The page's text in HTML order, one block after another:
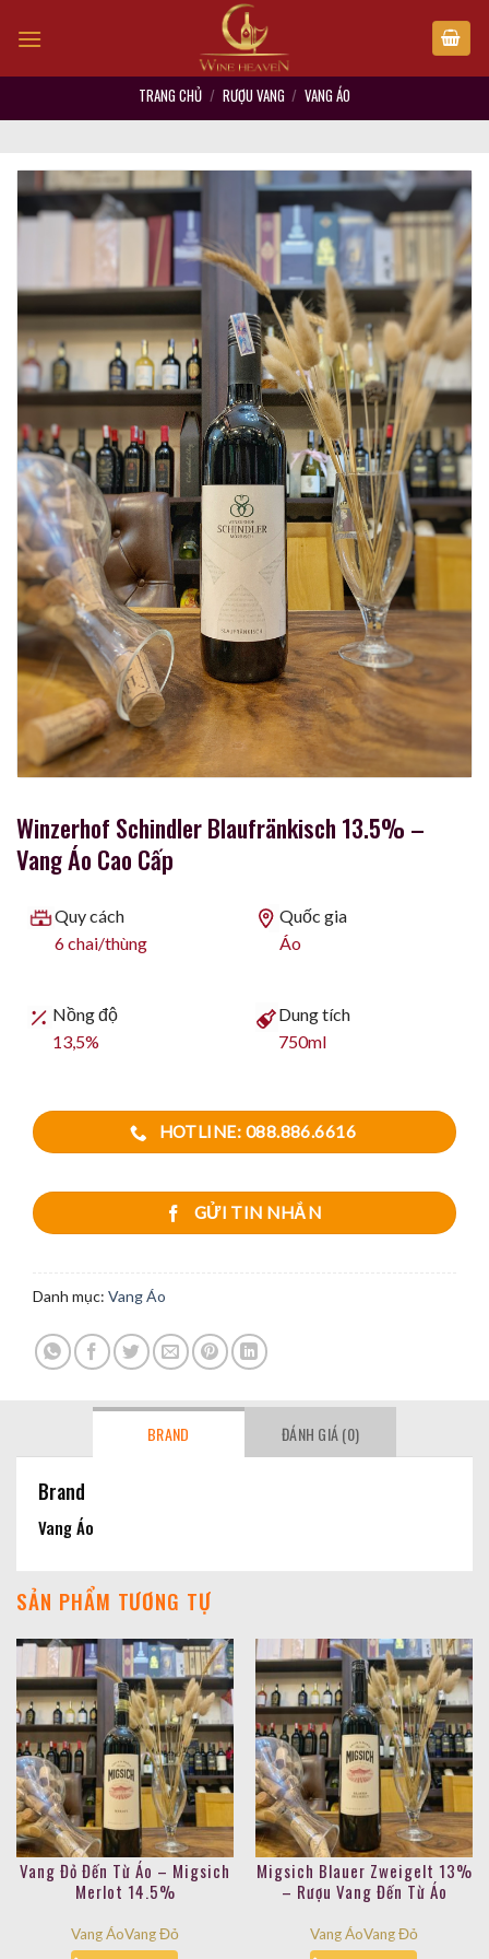
TRANG CHỦ / RƯỢU VANG / VANG ÁO
Winzerhof Schindler Blaufränkisch 13.5% –
Vang Áo Cao Cấp
Quy cách
6 chai/thùng
Quốc gia
Áo
Nồng độ
13,5%
Dung tích
750ml
HOTLINE: 088.886.6616
GỬI TIN NHẮN
Danh mục: Vang Áo
BRAND ĐÁNH GIÁ (0)
Brand
Vang Áo
SẢN PHẨM TƯƠNG TỰ
Vang Đỏ Đến Từ Áo – Migsich
Merlot 14.5%
Vang ÁoVang Đỏ
Migsich Blauer Zweigelt 13%
– Rượu Vang Đến Từ Áo
Vang ÁoVang Đỏ